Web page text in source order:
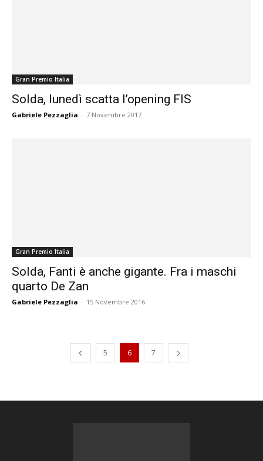
Gran Premio Italia
Solda, lunedì scatta l’opening FIS
Gabriele Pezzaglia - 7 Novembre 2017
Gran Premio Italia
Solda, Fanti è anche gigante. Fra i maschi
quarto De Zan
Gabriele Pezzaglia - 15 Novembre 2016
5 6 7